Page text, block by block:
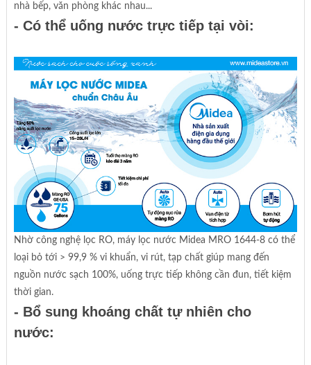
nhà bếp, văn phòng khác nhau...
- Có thể uống nước trực tiếp tại vòi:
Nhờ công nghệ lọc RO, máy lọc nước Midea MRO 1644-8 có thể
loại bỏ tới > 99,9 % vi khuẩn, vi rút, tạp chất giúp mang đến
nguồn nước sạch 100%, uống trực tiếp không cần đun, tiết kiệm
thời gian.
- Bổ sung khoáng chất tự nhiên cho
nước: